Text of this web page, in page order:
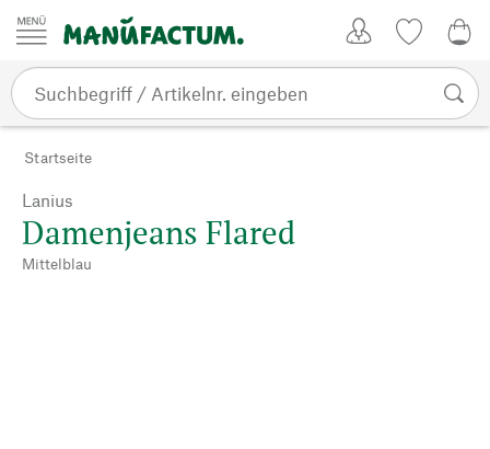
Zum Inhalt springen
Startseite
Lanius
Damenjeans Flared
Mittelblau